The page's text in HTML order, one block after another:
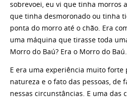
sobrevoei, eu vi que tinha morros
que tinha desmoronado ou tinha
ponta do morro até o chão. Era
uma máquina que tirasse toda
Morro do Baú? Era o Morro do Baú.
E era uma experiência muito forte
natureza e o fato das pessoas, de
nessas circunstâncias. E uma das